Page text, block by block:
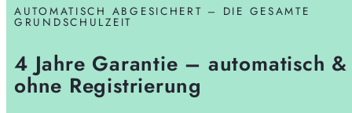
AUTOMATISCH ABGESICHERT – DIE GESAMTE
GRUNDSCHULZEIT
4 Jahre Garantie – automatisch &
ohne Registrierung